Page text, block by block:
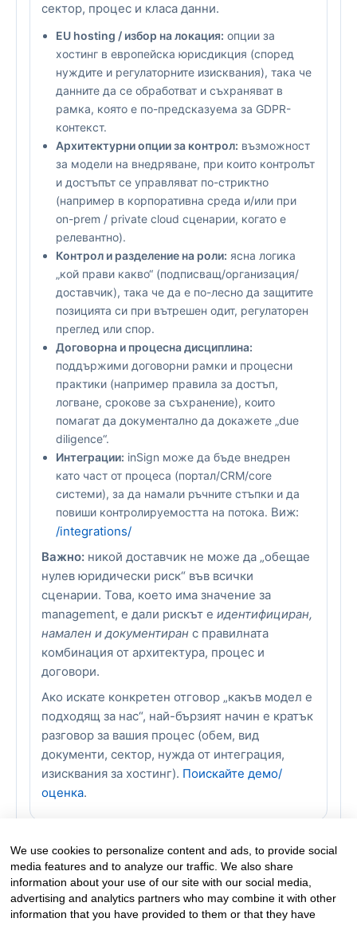
сектор, процес и класа данни.
EU hosting / избор на локация: опции за
хостинг в европейска юрисдикция (според
нуждите и регулаторните изисквания), така че
данните да се обработват и съхраняват в
рамка, която е по-предсказуема за GDPR-
контекст.
Архитектурни опции за контрол: възможност
за модели на внедряване, при които контролът
и достъпът се управляват по-стриктно
(например в корпоративна среда и/или при
on-prem / private cloud сценарии, когато е
релевантно).
Контрол и разделение на роли: ясна логика
„кой прави какво“ (подписващ/организация/
доставчик), така че да е по-лесно да защитите
позицията си при вътрешен одит, регулаторен
преглед или спор.
Договорна и процесна дисциплина:
поддържими договорни рамки и процесни
практики (например правила за достъп,
логване, срокове за съхранение), които
помагат да документално да докажете „due
diligence“.
Интеграции: inSign може да бъде внедрен
като част от процеса (портал/CRM/core
системи), за да намали ръчните стъпки и да
повиши контролируемостта на потока. Виж:
/integrations/
Важно: никой доставчик не може да „обещае
нулев юридически риск“ във всички
сценарии. Това, което има значение за
management, е дали рискът е идентифициран,
намален и документиран с правилната
комбинация от архитектура, процес и
договори.
Ако искате конкретен отговор „какъв модел е
подходящ за нас“, най-бързият начин е кратък
разговор за вашия процес (обем, вид
документи, сектор, нужда от интеграция,
изисквания за хостинг). Поискайте демо/
оценка.
We use cookies to personalize content and ads, to provide social
media features and to analyze our traffic. We also share
information about your use of our site with our social media,
advertising and analytics partners who may combine it with other
information that you have provided to them or that they have